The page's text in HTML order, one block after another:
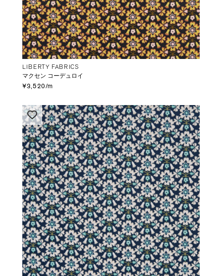
LIBERTY FABRICS
マクセン コーデュロイ
¥3,520/m